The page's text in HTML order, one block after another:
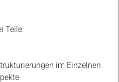
Teile:
im Einzelnen